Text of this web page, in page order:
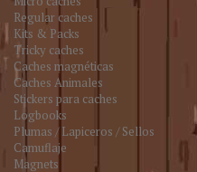
Regular caches
Kits & Packs
Tricky caches
Caches magnéticas
Caches Animales
Stickers para caches
Logbooks
Plumas / Lapiceros / Sellos
Camuflaje
Magnets